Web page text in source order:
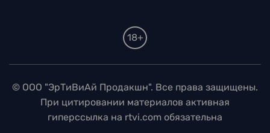
18+
© ООО "ЭрТиВиАй Продакшн". Все права защищены.
При цитировании материалов активная
гиперссылка на rtvi.com обязательна